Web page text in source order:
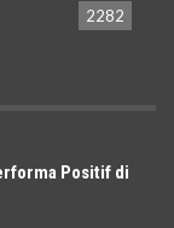
2282
Positif di